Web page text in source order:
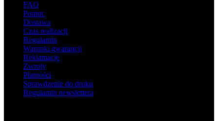
FAQ
Pomoc
Dostawa
Czas realizacji
Regulamin
Warunki gwarancji
Reklamacje
Zwroty
Płatności
Sprawdzenie do druku
Regulamin newslettera